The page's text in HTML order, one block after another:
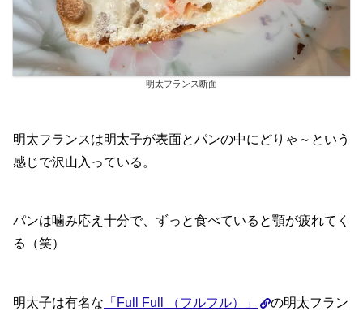
明太フランス断面
明太フランスは明太子が表面とパンの中にどりゃ～という
感じで沢山入っている。
パンは噛み応え十分で、ずっと食べていると顎が疲れてく
る（笑）
明太子は有名な 「Full Full （フルフル）」
の明太フラン